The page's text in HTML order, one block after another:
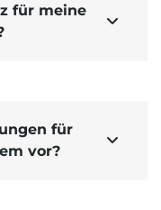
Beiträge
aktivieren
für meine

für
vor?
